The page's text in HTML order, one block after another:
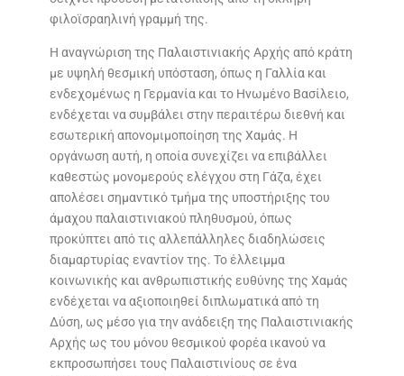
φιλοϊσραηλινή γραμμή της.
Η αναγνώριση της Παλαιστινιακής Αρχής από κράτη
με υψηλή θεσμική υπόσταση, όπως η Γαλλία και
ενδεχομένως η Γερμανία και το Ηνωμένο Βασίλειο,
ενδέχεται να συμβάλει στην περαιτέρω διεθνή και
εσωτερική απονομιμοποίηση της Χαμάς. Η
οργάνωση αυτή, η οποία συνεχίζει να επιβάλλει
καθεστώς μονομερούς ελέγχου στη Γάζα, έχει
απολέσει σημαντικό τμήμα της υποστήριξης του
άμαχου παλαιστινιακού πληθυσμού, όπως
προκύπτει από τις αλλεπάλληλες διαδηλώσεις
διαμαρτυρίας εναντίον της. Το έλλειμμα
κοινωνικής και ανθρωπιστικής ευθύνης της Χαμάς
ενδέχεται να αξιοποιηθεί διπλωματικά από τη
Δύση, ως μέσο για την ανάδειξη της Παλαιστινιακής
Αρχής ως του μόνου θεσμικού φορέα ικανού να
εκπροσωπήσει τους Παλαιστινίους σε ένα